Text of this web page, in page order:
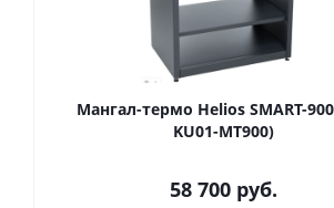
Мангал-термо Helios SMART-
KU01-MT900)
58 700руб.